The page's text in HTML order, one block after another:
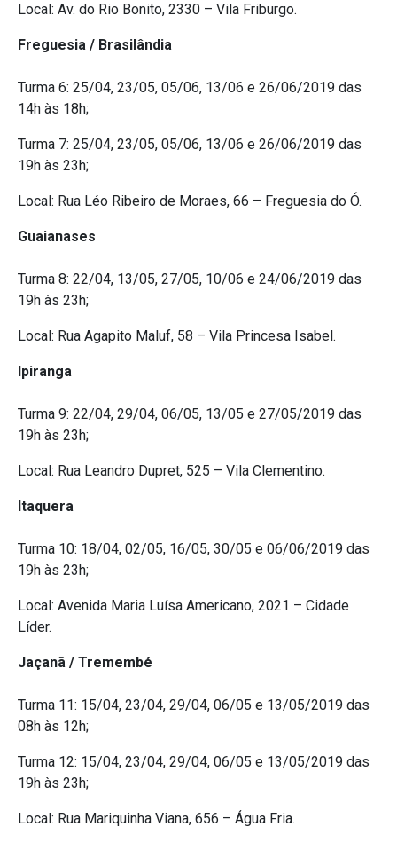
Local: Av. do Rio Bonito, 2330 – Vila Friburgo.
Freguesia / Brasilândia
Turma 6: 25/04, 23/05, 05/06, 13/06 e 26/06/2019 das
14h às 18h;
Turma 7: 25/04, 23/05, 05/06, 13/06 e 26/06/2019 das
19h às 23h;
Local: Rua Léo Ribeiro de Moraes, 66 – Freguesia do Ó.
Guaianases
Turma 8: 22/04, 13/05, 27/05, 10/06 e 24/06/2019 das
19h às 23h;
Local: Rua Agapito Maluf, 58 – Vila Princesa Isabel.
Ipiranga
Turma 9: 22/04, 29/04, 06/05, 13/05 e 27/05/2019 das
19h às 23h;
Local: Rua Leandro Dupret, 525 – Vila Clementino.
Itaquera
Turma 10: 18/04, 02/05, 16/05, 30/05 e 06/06/2019 das
19h às 23h;
Local: Avenida Maria Luísa Americano, 2021 – Cidade
Líder.
Jaçanã / Tremembé
Turma 11: 15/04, 23/04, 29/04, 06/05 e 13/05/2019 das
08h às 12h;
Turma 12: 15/04, 23/04, 29/04, 06/05 e 13/05/2019 das
19h às 23h;
Local: Rua Mariquinha Viana, 656 – Água Fria.